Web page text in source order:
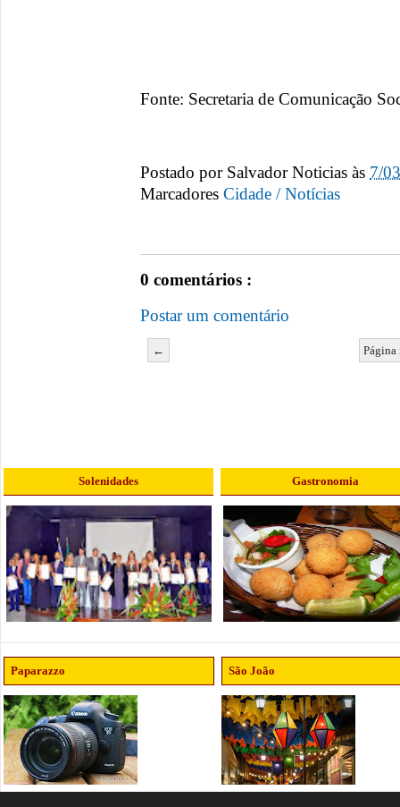
Fonte: Secretaria de Comunicação
Postado por Salvador Noticias às 7/
Marcadores Cidade / Notícias
0 comentários :
Postar um comentário
←
Solenidades Gastronomia
Paparazzo São João